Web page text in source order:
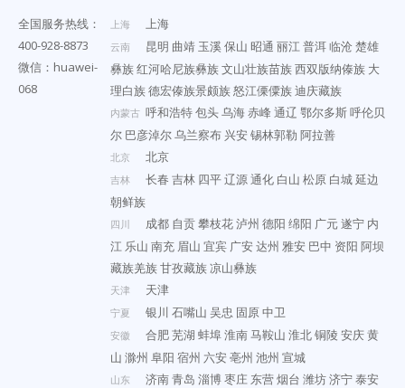
全国服务热线：
400-928-8873
微信：huawei-
068
上海 上海
云南 昆明 曲靖 玉溪保山 昭通 丽江普洱临沧楚雄
彝族红河哈尼族彝族文山壮族苗族西双版纳傣族 大
理白族德宏傣族景颇族怒江傈僳族迪庆藏族
内蒙古 呼和浩特包头乌海赤峰通辽 鄂尔多斯呼伦贝
尔 巴彦淖尔乌兰察布 兴安锡林郭勒 阿拉善
北京 北京
吉林 长春 吉林 四平辽源通化 白山 松原 白城延边
朝鲜族
四川 成都 自贡攀枝花泸州 德阳 绵阳 广元遂宁 内
江 乐山 南充 眉山 宜宾 广安达州 雅安 巴中 资阳 阿坝
藏族羌族甘孜藏族凉山彝族
天津 天津
宁夏 银川 石嘴山 吴忠 固原中卫
安徽 合肥芜湖 蚌埠淮南马鞍山 淮北铜陵 安庆黄
山 滁州 阜阳 宿州 六安亳州 池州 宣城
山东 济南青岛 淄博枣庄 东营烟台 潍坊济宁泰安